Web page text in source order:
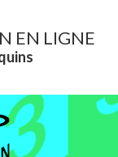
EN LIGNE